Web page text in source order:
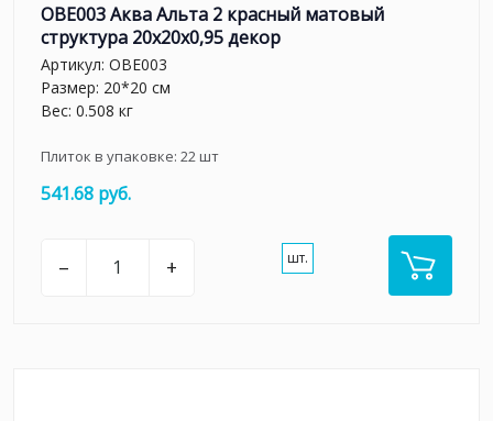
OBE003 Аква Альта 2 красный матовый
структура 20x20x0,95 декор
Артикул: OBE003
Размер: 20*20 см
Вес: 0.508 кг
Плиток в упаковке: 22шт
541.68 руб.
– + шт.